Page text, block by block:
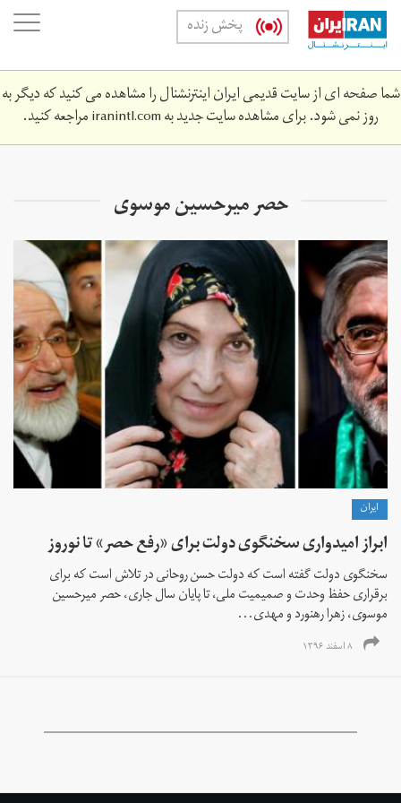
Skip
main
content
پخش زنده
شما صفحه ای از سایت قدیمی ایران اینترنشنال را مشاهده می کنید که دیگر به
روز نمی شود. برای مشاهده سایت جدید بهiranintl.comمراجعه کنید.
حصر میرحسین موسوی
ايران
ابراز امیدواری سخنگوی دولت برای «رفع حصر» تا نوروز
سخنگوی دولت گفته است که دولت حسن روحانی در تلاش است که برای
برقراری حفظ وحدت و صمیمیت ملی، تا پایان سال جاری، حصر میرحسین
موسوی، زهرا رهنورد و مهدی...
۸ اسفند ۱۳۹۶